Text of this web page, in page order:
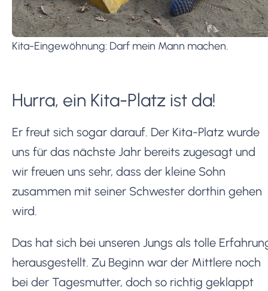
Kita-Eingewöhnung: Darf mein Mann machen.
Hurra, ein Kita-Platz ist da!
Er freut sich sogar darauf. Der Kita-Platz wurde
uns für das nächste Jahr bereits zugesagt und
wir freuen uns sehr, dass der kleine Sohn
zusammen mit seiner Schwester dorthin gehen
wird.
Das hat sich bei unseren Jungs als tolle
herausgestellt. Zu Beginn war der Mittlere noch
bei der Tagesmutter, doch so richtig geklappt